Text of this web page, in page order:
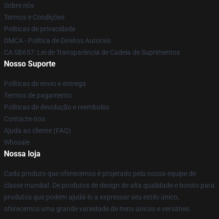
Sobre nós
Termos e Condições
Políticas de privacidade
DMCA - Política de Direitos Autorais
CA SB657: Lei de Transparência de Cadeia de Suprimentos
Nosso Suporte
Políticas de envio e entrega
Termos de pagamento
Políticas de devolução e reembolso
Contacte-nos
Ajuda ao cliente (FAQ)
Whosale
Nossa loja
Cada produto que oferecemos é projetado pela nossa equipe de
classe mundial. De produtos de design de alta qualidade e bonito para
produtos que podem ajudá-lo a expressar seu estilo único,
oferecemos uma grande variedade de itens únicos e versáteis.